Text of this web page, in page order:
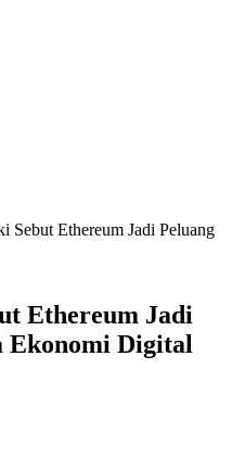
Sebut Ethereum Jadi Peluang
Ethereum Jadi
Ekonomi Digital